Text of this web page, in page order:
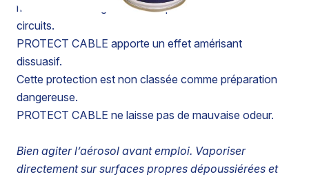
mulots de les ronger. Evite les pannes er les courts-
circuits.
PROTECT CABLE apporte un effet amérisant
dissuasif.
Cette protection est non classée comme préparation
dangereuse.
PROTECT CABLE ne laisse pas de mauvaise odeur.
Bien agiter l’aérosol avant emploi. Vaporiser
directement sur surfaces propres dépoussiérées et